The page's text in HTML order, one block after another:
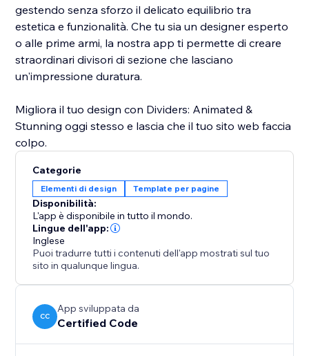
gestendo senza sforzo il delicato equilibrio tra
estetica e funzionalità. Che tu sia un designer esperto
o alle prime armi, la nostra app ti permette di creare
straordinari divisori di sezione che lasciano
un'impressione duratura.
Migliora il tuo design con Dividers: Animated &
Stunning oggi stesso e lascia che il tuo sito web faccia
colpo.
Categorie
Elementi di design Template per pagine
Disponibilità:
L'app è disponibile in tutto il mondo.
Lingue dell'app:
Inglese
Puoi tradurre tutti i contenuti dell'app mostrati sul tuo
sito in qualunque lingua.
CC
App sviluppata da
Certified Code